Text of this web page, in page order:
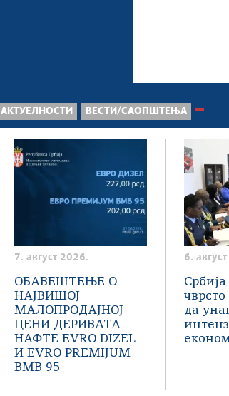
АКТУЕЛНОСТИ ВЕСТИ/САОПШТЕЊА
7. август 2026.
ОБАВЕШТЕЊЕ О
НАЈВИШОЈ
МАЛОПРОДАЈНОЈ
ЦЕНИ ДЕРИВАТА
НАФТЕ EVRO DIZEL
И EVRO PREMIJUM
BMB 95
6.
да